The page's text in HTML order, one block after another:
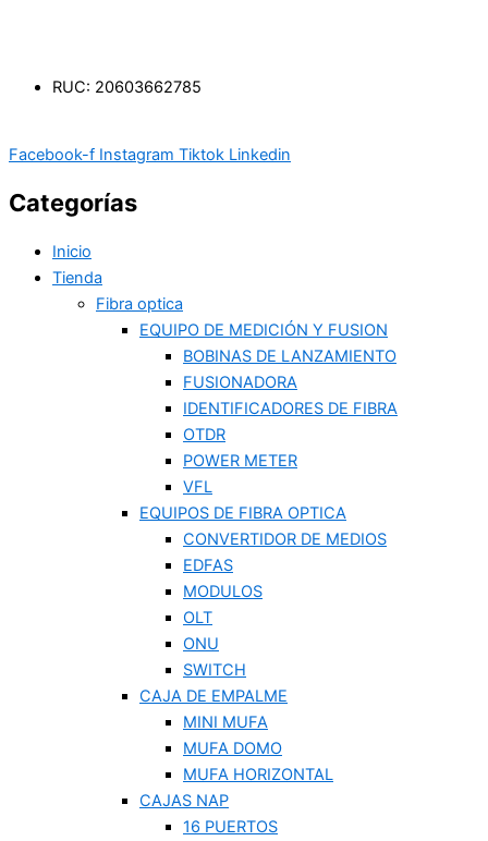
RUC: 20603662785
Facebook-f Instagram Tiktok Linkedin
Categorías
Inicio
Tienda
Fibra optica
EQUIPO DE MEDICIÓN Y FUSION
BOBINAS DE LANZAMIENTO
FUSIONADORA
IDENTIFICADORES DE FIBRA
OTDR
POWER METER
VFL
EQUIPOS DE FIBRA OPTICA
CONVERTIDOR DE MEDIOS
EDFAS
MODULOS
OLT
ONU
SWITCH
CAJA DE EMPALME
MINI MUFA
MUFA DOMO
MUFA HORIZONTAL
CAJAS NAP
16 PUERTOS